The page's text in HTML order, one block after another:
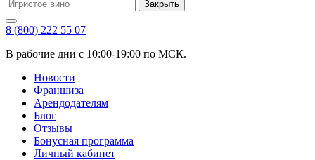
Закрыть
8 (800) 222 55 07
В рабочие дни с 10:00-19:00 по МСК.
Новости
Франшиза
Арендодателям
Блог
Отзывы
Бонусная программа
Личный кабинет